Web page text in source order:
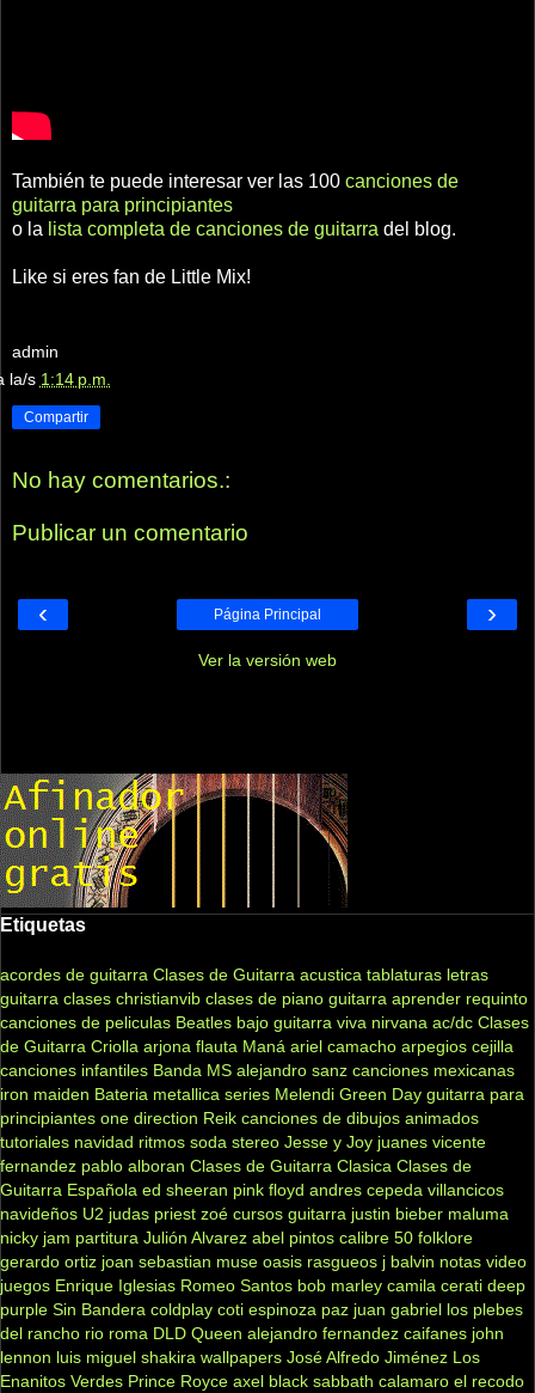
También te puede interesar ver las 100 canciones de
guitarra para principiantes
o la lista completa de canciones de guitarra del blog.
Like si eres fan de Little Mix!
admin
la/s 1:14 p.m.
Compartir
No hay comentarios.:
Publicar un comentario
‹ ›
Página Principal
Ver la versión web
Etiquetas
acordes de guitarra Clases de Guitarra acustica tablaturas letras
guitarra clases christianvib clases de piano guitarra aprender requinto
canciones de peliculas Beatles bajo guitarra viva nirvana ac/dc Clases
de Guitarra Criolla arjona flauta Maná ariel camacho arpegios cejilla
canciones infantiles Banda MS alejandro sanz canciones mexicanas
iron maiden Bateria metallica series Melendi Green Day guitarra para
principiantes one direction Reik canciones de dibujos animados
tutoriales navidad ritmos soda stereo Jesse y Joy juanes vicente
fernandez pablo alboran Clases de Guitarra Clasica Clases de
Guitarra Española ed sheeran pink floyd andres cepeda villancicos
navideños U2 judas priest zoé cursos guitarra justin bieber maluma
nicky jam partitura Julión Alvarez abel pintos calibre 50 folklore
gerardo ortiz joan sebastian muse oasis rasgueos j balvin notas video
juegos Enrique Iglesias Romeo Santos bob marley camila cerati deep
purple Sin Bandera coldplay coti espinoza paz juan gabriel los plebes
del rancho rio roma DLD Queen alejandro fernandez caifanes john
lennon luis miguel shakira wallpapers José Alfredo Jiménez Los
Enanitos Verdes Prince Royce axel black sabbath calamaro el recodo